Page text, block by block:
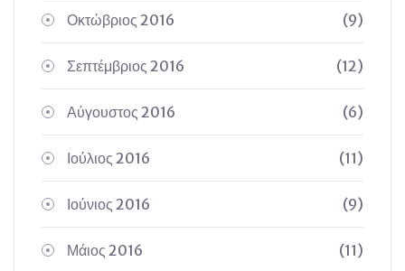
Οκτώβριος 2016 (9)
Σεπτέμβριος 2016 (12)
Αύγουστος 2016 (6)
Ιούλιος 2016 (11)
Ιούνιος 2016 (9)
Μάιος 2016 (11)